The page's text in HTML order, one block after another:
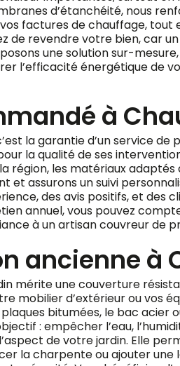
d’étanchéité, nous
factures de chauffage,
de revendre votre bien, car
une solution sur-
l’efficacité énergétique de
à
la garantie d’un service
la qualité de ses
région, les matériaux
et assurons un suivi
des avis positifs, et des
annuel, vous pouvez
à un artisan couvreur de
ancienne à
mérite une couverture
mobilier d’extérieur ou vos
bitumées, le bac
: empêcher l’eau,
de votre jardin. Elle
la charpente ou ajouter une